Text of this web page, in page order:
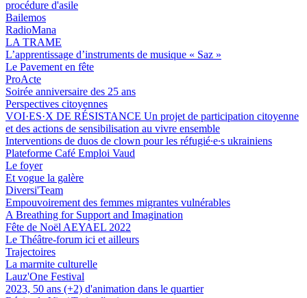
procédure d'asile
Bailemos
RadioMana
LA TRAME
L’apprentissage d’instruments de musique « Saz »
Le Pavement en fête
ProActe
Soirée anniversaire des 25 ans
Perspectives citoyennes
VOI·ES·X DE RÉSISTANCE Un projet de participation citoyenne
et des actions de sensibilisation au vivre ensemble
Interventions de duos de clown pour les réfugié∙e∙s ukrainiens
Plateforme Café Emploi Vaud
Le foyer
Et vogue la galère
Diversi'Team
Empouvoirement des femmes migrantes vulnérables
A Breathing for Support and Imagination
Fête de Noël AEYAEL 2022
Le Théâtre-forum ici et ailleurs
Trajectoires
La marmite culturelle
Lauz'One Festival
2023, 50 ans (+2) d'animation dans le quartier